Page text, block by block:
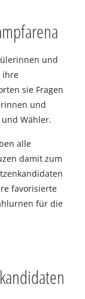
und
ihre
sie Fragen
und
Wähler.
alle
damit zum
favorisierte
für die